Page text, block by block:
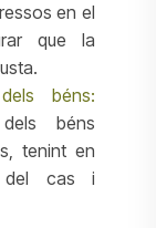
en el
que la
béns:
béns
tenint en
del cas i